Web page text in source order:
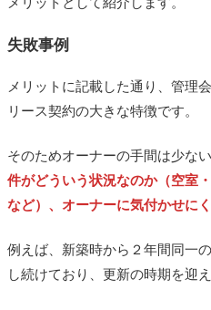
失敗事例
メリットに記載した通り、管理
リース契約の大きな特徴です。
そのためオーナーの手間は少な
件がどういう状況なのか（空室
など）、オーナーに気付かせに
例えば、新築時から２年間同一
し続けており、更新の時期を迎